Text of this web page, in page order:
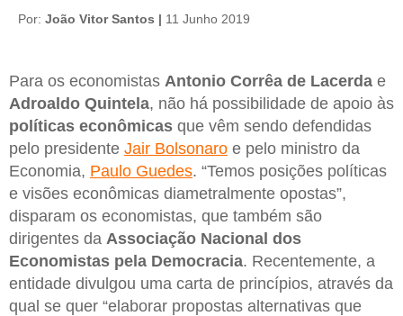
Por: João Vitor Santos | 11 Junho 2019
Para os economistas Antonio Corrêa de Lacerda e
Adroaldo Quintela, não há possibilidade de apoio às
políticas econômicas que vêm sendo defendidas
pelo presidente Jair Bolsonaro e pelo ministro da
Economia, Paulo Guedes. “Temos posições políticas
e visões econômicas diametralmente opostas”,
disparam os economistas, que também são
dirigentes da Associação Nacional dos
Economistas pela Democracia. Recentemente, a
entidade divulgou uma carta de princípios, através da
qual se quer “elaborar propostas alternativas que